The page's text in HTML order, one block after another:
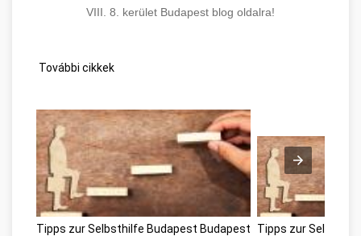
VIII. 8. kerület Budapest blog oldalra!
További cikkek
Tipps zur Selbsthilfe Budapest Budapest Tipps zur